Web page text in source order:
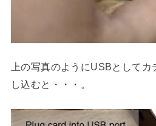
上の写真のようにUSBとして
し込むと・・・。